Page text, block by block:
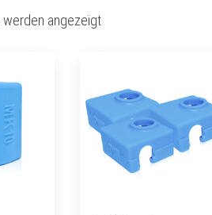
werden angezeigt